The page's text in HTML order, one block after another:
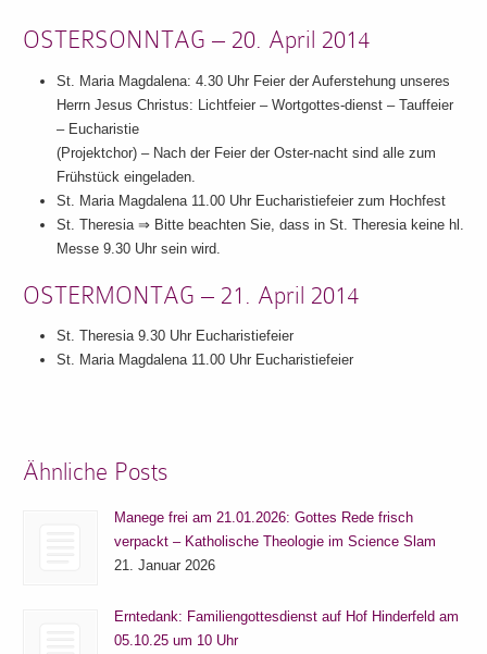
OSTERSONNTAG – 20. April 2014
St. Maria Magdalena: 4.30 Uhr Feier der Auferstehung unseres
Herrn Jesus Christus: Lichtfeier – Wortgottes-dienst – Tauffeier
– Eucharistie
(Projektchor) – Nach der Feier der Oster-nacht sind alle zum
Frühstück eingeladen.
St. Maria Magdalena 11.00 Uhr Eucharistiefeier zum Hochfest
St. Theresia ⇒ Bitte beachten Sie, dass in St. Theresia keine hl.
Messe 9.30 Uhr sein wird.
OSTERMONTAG – 21. April 2014
St. Theresia 9.30 Uhr Eucharistiefeier
St. Maria Magdalena 11.00 Uhr Eucharistiefeier
Ähnliche Posts
Manege frei am 21.01.2026: Gottes Rede frisch
verpackt – Katholische Theologie im Science Slam
21. Januar 2026
Erntedank: Familiengottesdienst auf Hof Hinderfeld am
05.10.25 um 10 Uhr